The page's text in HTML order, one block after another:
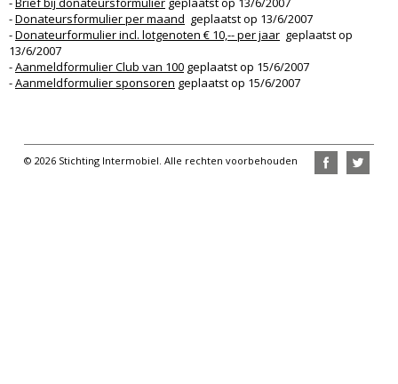
-Donateursformulier per maand geplaatst op 13/6/2007
-Donateurformulier incl. lotgenoten € 10,-- per jaar geplaatst op
13/6/2007
-Aanmeldformulier Club van 100 geplaatst op 15/6/2007
-Aanmeldformulier sponsoren geplaatst op 15/6/2007
© 2026 Stichting Intermobiel. Alle rechten voorbehouden